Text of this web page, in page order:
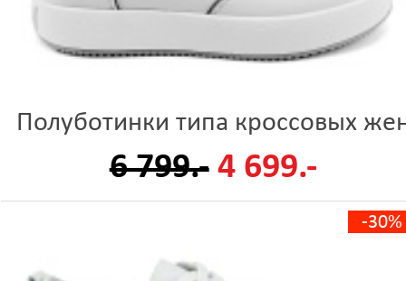
Полуботинки типа кроссовых
6 799.- 4 699.-
-30%